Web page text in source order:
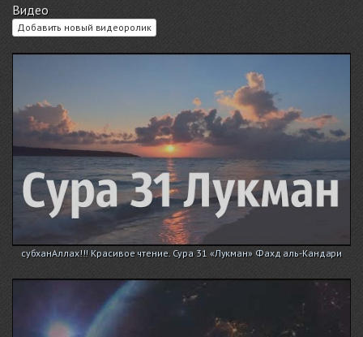
Видео
Добавить новый видеоролик
субханАллах!!! Красивое чтение. Сура 31 «Лукман» Фахд аль-Кандари